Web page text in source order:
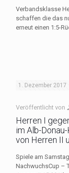
Verbandsklasse
schaffen die das
erneut einen 1:5-
1. Dezember 2017
Veröffentlicht von
Herren I
im Alb-
von Herren II
Spiele am
NachwuchsCup –